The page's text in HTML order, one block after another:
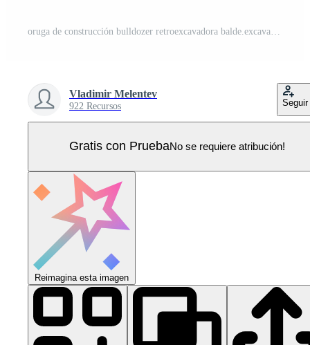
Vladimir Melentev
922 Recursos Seguir
Gratis con PruebaNo se requiere atribución!
Reimagina esta imagen